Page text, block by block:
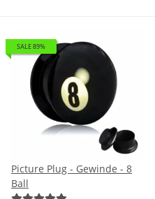
SALE 89%
Picture Plug - Gewinde - 8
Ball